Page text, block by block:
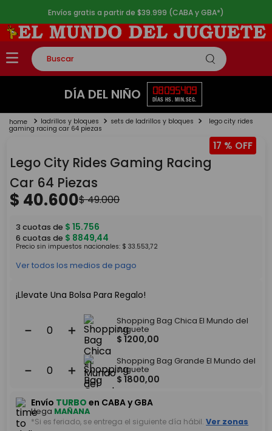
Envíos gratis a partir de $39.999 (CABA y GBA*)
Buscar
TÉRMINOS MÁS BUSCADOS
2.
lego
4.
monopatin
5. toy story
DÍA DEL NIÑO 08
DÍAS
09
HS.
54
MIN.
09
SEG.
ladrillos y bloques sets de ladrillos y bloques lego city rides
gaming racing car 64 piezas
17 %
Lego City Rides Gaming Racing
Car 64 Piezas
$ 40.600$49.000
3 cuotas de $ 15.756
6 cuotas de $ 8849,44
Precio sin impuestos nacionales: $ 33.553,72
Ver todos los medios de pago
¡Llevate Una Bolsa Para Regalo!
＋
－
Shopping Bag Chica El Mundo del
Juguete
$ 1200,00
＋
－
Shopping Bag Grande El Mundo del
Juguete
$ 1800,00
Envío TURBO en CABA y GBA
Llega MAÑANA
*Si es feriado, se entrega el siguiente día hábil. Ver zonas